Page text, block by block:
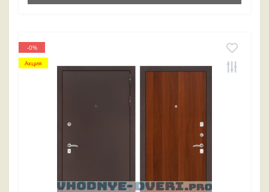
-0%
Акция